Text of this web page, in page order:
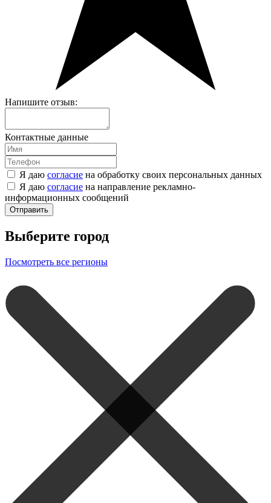
Напишите отзыв:
Контактные данные
Я даю согласие на обработку своих персональных данных
Я даю согласие на направление рекламно-
информационных сообщений
Отправить
Выберите город
Посмотреть все регионы